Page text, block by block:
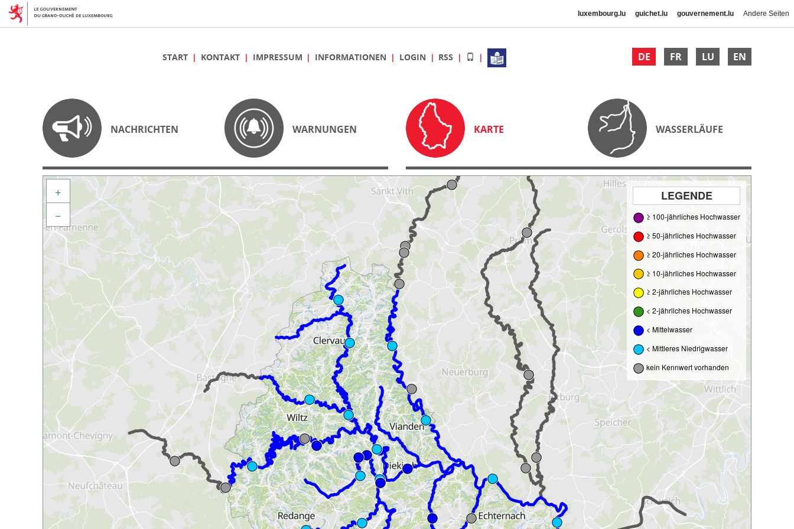
luxembourg.lu guichet.lu gouvernement.lu Andere Seiten
DE FR LU EN
START KONTAKT IMPRESSUM INFORMATIONEN LOGIN RSS
NACHRICHTEN WARNUNGEN KARTE WASSERLÄUFE
LEGENDE
≥ 100-jährliches Hochwasser
≥ 50-jährliches Hochwasser
≥ 20-jährliches Hochwasser
≥ 10-jährliches Hochwasser
≥ 2-jährliches Hochwasser
< 2-jährliches Hochwasser
< Mittelwasser
< Mittleres Niedrigwasser
kein Kennwert vorhanden
+
−